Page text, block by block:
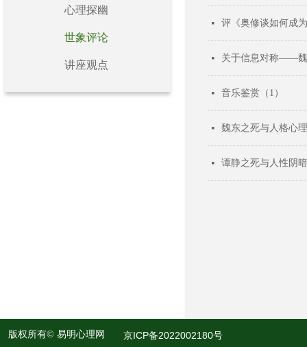
心理探幽
世象评论
讲座观点
넷 评《奥修谈如何成
넷 关于信息对称——魏
넷 音乐鉴赏（1）
넷 魏东之死与人格心
넷 谭静之死与人性阴暗
版权所有© 易明心理网 京ICP备2022002180号